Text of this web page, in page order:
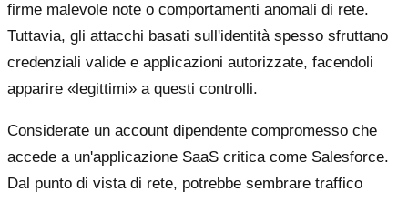
firme malevole note o comportamenti anomali di rete.
Tuttavia, gli attacchi basati sull'identità spesso sfruttano
credenziali valide e applicazioni autorizzate, facendoli
apparire «legittimi» a questi controlli.
Considerate un account dipendente compromesso che
accede a un'applicazione SaaS critica come Salesforce.
Dal punto di vista di rete, potrebbe sembrare traffico